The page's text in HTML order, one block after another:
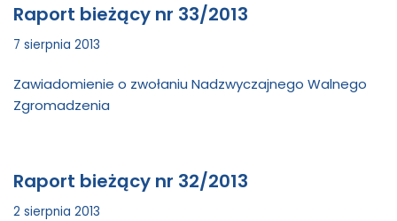
Raport bieżący nr 33/2013
7 sierpnia 2013
Zawiadomienie o zwołaniu Nadzwyczajnego Walnego
Zgromadzenia
Raport bieżący nr 32/2013
2 sierpnia 2013